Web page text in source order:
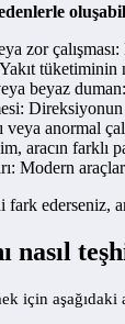
zor
beyaz
anormal
aracın farklı
Modern
ederseniz,
nasıl
için